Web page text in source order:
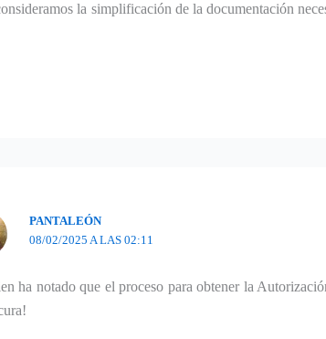
la simplificación de la documentación
PANTALEÓN
08/02/2025 A LAS 02:11
ha notado que el proceso para obtener la